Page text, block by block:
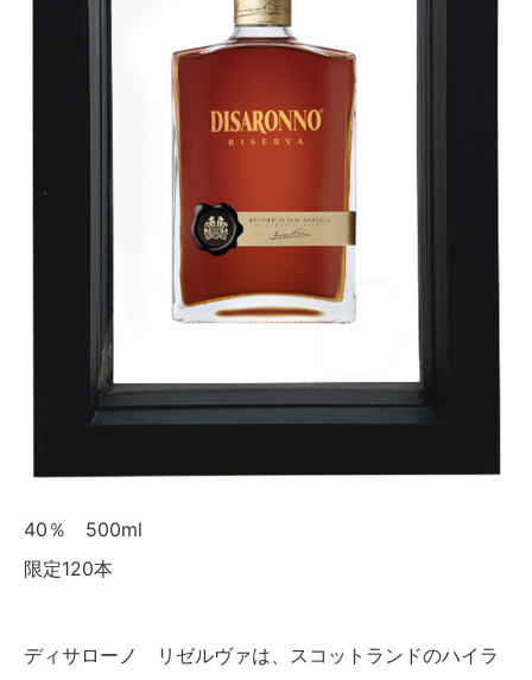
40％ 500ml
限定120本
ディサローノ リゼルヴァは、スコットランドのハイラ